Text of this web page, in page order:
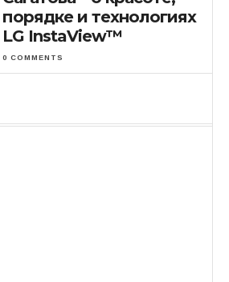
порядке и технологиях
LG InstaView™
0 COMMENTS